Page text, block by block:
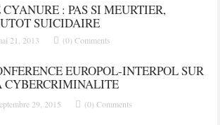
CYANURE : PAS SI MEURTIER,
SUICIDAIRE
21, 2013 (0) Comments
EUROPOL-INTERPOL SUR
CYBERCRIMINALITE
29, 2015 (0) Comments